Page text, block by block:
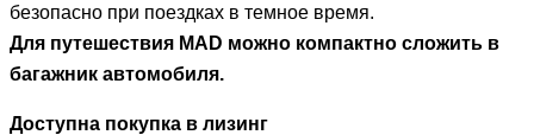
безопасно при поездках в темное время.
Для путешествия MAD можно компактно сложить в
багажник автомобиля.
Доступна покупка в лизинг